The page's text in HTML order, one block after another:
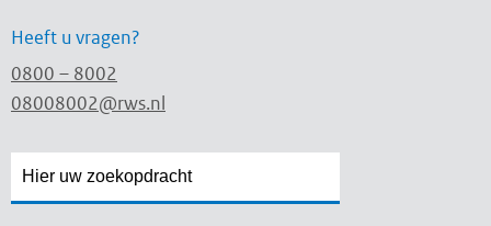
Heeft u vragen?
0800 – 8002
08008002@rws.nl